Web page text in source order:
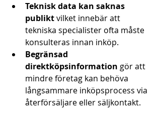
Teknisk data kan saknas
publikt vilket innebär att
tekniska specialister ofta måste
konsulteras innan inköp.
Begränsad
direktköpsinformation gör att
mindre företag kan behöva
långsammare inköpsprocess via
återförsäljare eller säljkontakt.